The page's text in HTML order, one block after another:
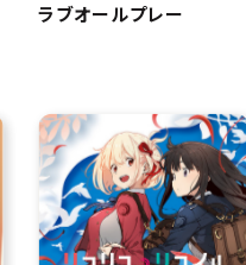
ラブオールプレー